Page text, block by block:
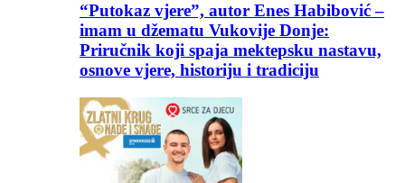
“Putokaz vjere”, autor Enes Habibović –
imam u džematu Vukovije Donje:
Priručnik koji spaja mektepsku nastavu,
osnove vjere, historiju i tradiciju